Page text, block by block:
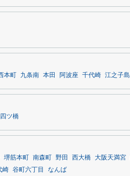
本町 九条南 本田 阿波座 千代崎 江之子島
四ツ橋
堺筋本町 南森町 野田 西大橋 大阪天満宮
崎 谷町六丁目 なんば